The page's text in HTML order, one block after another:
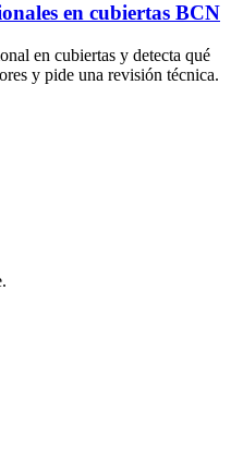
en cubiertas BCN
en cubiertas y detecta qué
y pide una revisión técnica.